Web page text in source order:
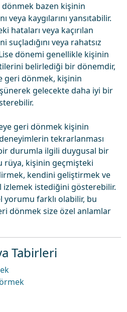
bazen kişinin
veya kaygılarını yansıtabilir.
hataları veya kaçırılan
veya rahatsız
dönemi genellikle kişinin
belirlediği bir dönemdir,
geri dönmek, kişinin
gelecekte daha iyi bir
geri dönmek kişinin
tekrarlanması
durumla ilgili duygusal bir
rüya, kişinin geçmişteki
kendini geliştirmek ve
izlemek istediğini gösterebilir.
yorumu farklı olabilir, bu
dönmek size özel anlamlar
Tabirleri